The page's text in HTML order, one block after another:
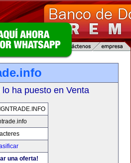
ha puesto en Venta
una oferta!